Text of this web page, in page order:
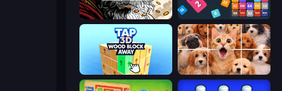
Color Tap: Coloring by Numbers Drop & Merge the Numbers
Jigpic Solitaire